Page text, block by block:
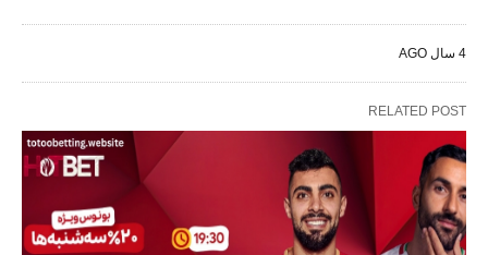
4 سال AGO
RELATED POST